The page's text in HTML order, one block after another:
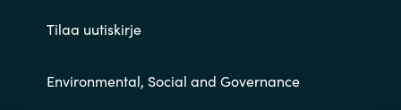
Tilaa uutiskirje
Environmental, Social and Governance